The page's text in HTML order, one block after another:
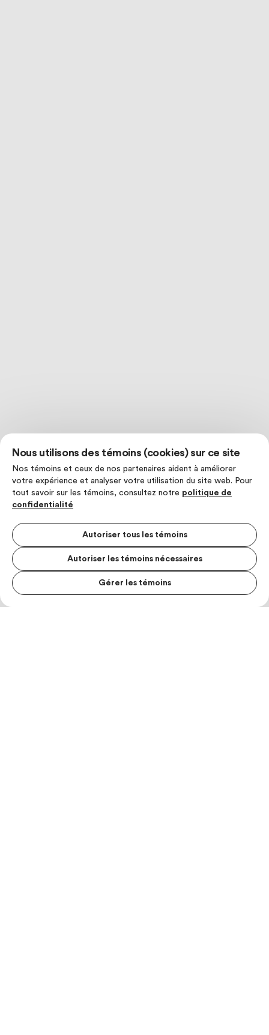
Nous utilisons des témoins (cookies) sur ce site
Nos témoins et ceux de nos partenaires aident à améliorer
votre expérience et analyser votre utilisation du site web. Pour
tout savoir sur les témoins, consultez notre politique de
confidentialité
Autoriser tous les témoins
Autoriser les témoins nécessaires
Gérer les témoins
MENU